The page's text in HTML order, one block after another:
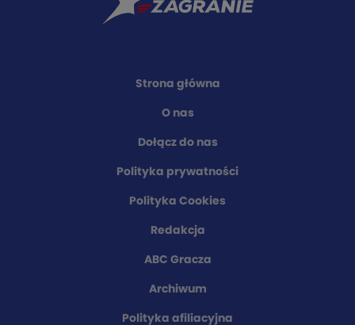
Strona główna
O nas
Dołącz do nas
Polityka prywatności
Polityka Cookies
Redakcja
ABC Gracza
Archiwum
Polityka afiliacyjna